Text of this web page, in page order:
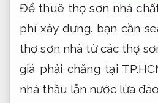
Để thuê thợ sơn nhà
phí xây dựng. bạn cần
thợ sơn nhà từ các thợ
giá phải chăng tại
nhà thầu lẫn nước lừa